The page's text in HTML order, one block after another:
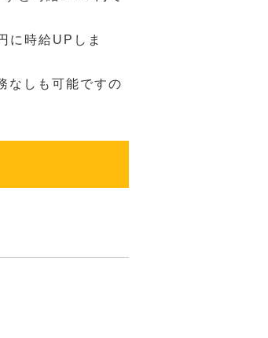
に時給UPしま
なしも可能ですの